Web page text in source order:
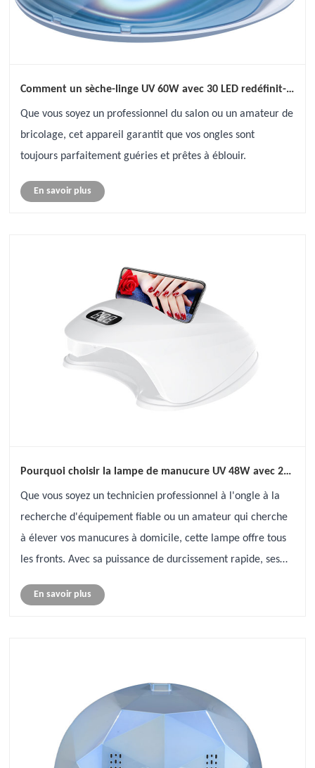
Comment un sèche-linge UV 60W avec 30 LED redéfinit-il
salon?
Que vous soyez un professionnel du salon ou un amateur de
bricolage, cet appareil garantit que vos ongles sont
toujours parfaitement guéries et prêtes à éblouir.
En savoir plus
Pourquoi choisir la lampe de manucure UV 48W avec 24
Que vous soyez un technicien professionnel à l'ongle à la
recherche d'équipement fiable ou un amateur qui cherche
à élever vos manucures à domicile, cette lampe offre tous
les fronts. Avec sa puissance de durcissement rapide, ses
portable uniqu......
En savoir plus